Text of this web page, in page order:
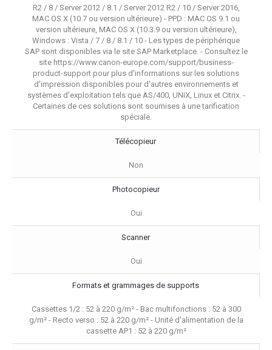
R2 / 8 / Server 2012 / 8.1 / Server 2012 R2 / 10 / Server 2016,
MAC OS X (10.7 ou version ultérieure) - PPD : MAC OS 9.1 ou
version ultérieure, MAC OS X (10.3.9 ou version ultérieure),
Windows : Vista / 7 / 8 / 8.1 / 10 - Les types de périphérique
SAP sont disponibles via le site SAP Marketplace. - Consultez le
site https://www.canon-europe.com/support/business-
product-support pour plus d'informations sur les solutions
d'impression disponibles pour d'autres environnements et
systèmes d'exploitation tels que AS/400, UNIX, Linux et Citrix. -
Certaines de ces solutions sont soumises à une tarification
spéciale.
Télécopieur
Non
Photocopieur
Oui
Scanner
Oui
Formats et grammages de supports
Cassettes 1/2 : 52 à 220 g/m² - Bac multifonctions : 52 à 300
g/m² - Recto verso : 52 à 220 g/m² - Unité d'alimentation de la
cassette AP1 : 52 à 220 g/m²